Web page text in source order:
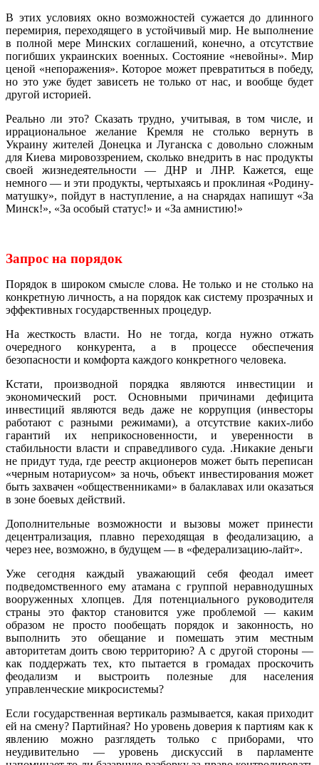
В этих условиях окно возможностей сужается до длинного
перемирия, переходящего в устойчивый мир. Не выполнение
в полной мере Минских соглашений, конечно, а отсутствие
погибших украинских военных. Состояние «невойны». Мир
ценой «непоражения». Которое может превратиться в победу,
но это уже будет зависеть не только от нас, и вообще будет
другой историей.
Реально ли это? Сказать трудно, учитывая, в том числе, и
иррациональное желание Кремля не столько вернуть в
Украину жителей Донецка и Луганска с довольно сложным
для Киева мировоззрением, сколько внедрить в нас продукты
своей жизнедеятельности — ДНР и ЛНР. Кажется, еще
немного — и эти продукты, чертыхаясь и проклиная «Родину-
матушку», пойдут в наступление, а на снарядах напишут «За
Минск!», «За особый статус!» и «За амнистию!»
Запрос на порядок
Порядок в широком смысле слова. Не только и не столько на
конкретную личность, а на порядок как систему прозрачных и
эффективных государственных процедур.
На жесткость власти. Но не тогда, когда нужно отжать
очередного конкурента, а в процессе обеспечения
безопасности и комфорта каждого конкретного человека.
Кстати, производной порядка являются инвестиции и
экономический рост. Основными причинами дефицита
инвестиций являются ведь даже не коррупция (инвесторы
работают с разными режимами), а отсутствие каких-либо
гарантий их неприкосновенности, и уверенности в
стабильности власти и справедливого суда. .Никакие деньги
не придут туда, где реестр акционеров может быть переписан
«черным нотариусом» за ночь, объект инвестирования может
быть захвачен «общественниками» в балаклавах или оказаться
в зоне боевых действий.
Дополнительные возможности и вызовы может принести
децентрализация, плавно переходящая в феодализацию, а
через нее, возможно, в будущем — в «федерализацию-лайт».
Уже сегодня каждый уважающий себя феодал имеет
подведомственного ему атамана с группой неравнодушных
вооруженных хлопцев. Для потенциального руководителя
страны это фактор становится уже проблемой — каким
образом не просто пообещать порядок и законность, но
выполнить это обещание и помешать этим местным
авторитетам доить свою территорию? А с другой стороны —
как поддержать тех, кто пытается в громадах проскочить
феодализм и выстроить полезные для населения
управленческие микросистемы?
Если государственная вертикаль размывается, какая приходит
ей на смену? Партийная? Но уровень доверия к партиям как к
явлению можно разглядеть только с приборами, что
неудивительно — уровень дискуссий в парламенте